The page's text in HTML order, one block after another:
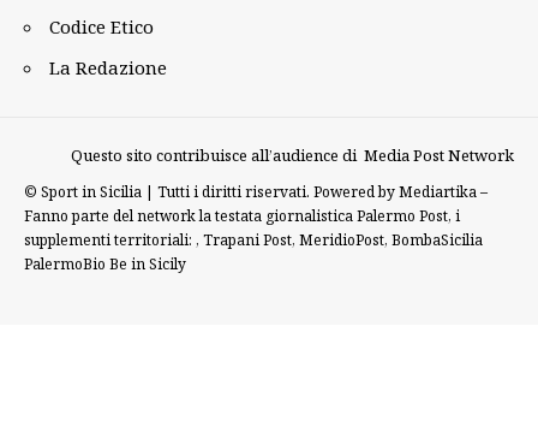
Codice Etico
La Redazione
Questo sito contribuisce all’audience di Media Post Network
© Sport in Sicilia | Tutti i diritti riservati. Powered byMediartika–
Fanno parte del network la testata giornalisticaPalermo Post, i
supplementi territoriali: , Trapani Post, MeridioPost, BombaSicilia
PalermoBio Be in Sicily